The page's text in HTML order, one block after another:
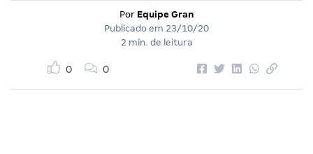
Por Equipe Gran
Publicado em 23/10/20
2 min. de leitura
0 0